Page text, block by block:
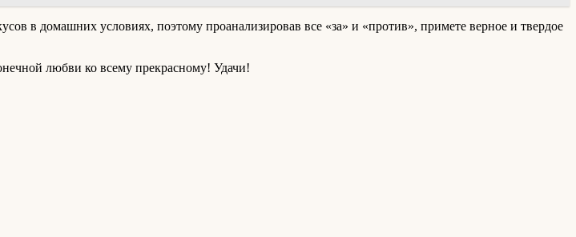
в домашних условиях, поэтому проанализировав все «за» и «против», примете верное и твердое
любви ко всему прекрасному! Удачи!